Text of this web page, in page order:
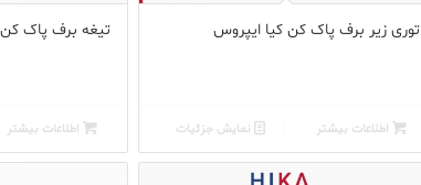
توری زیر برف پاک کن کیا ایپروس
اطلاعات بیشتر نمایش جزئیات
تیغه برف پاک
اطلاعات بیشتر